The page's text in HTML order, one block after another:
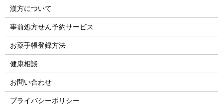
漢方について
事前処方せん予約サービス
お薬手帳登録方法
健康相談
お問い合わせ
プライバシーポリシー